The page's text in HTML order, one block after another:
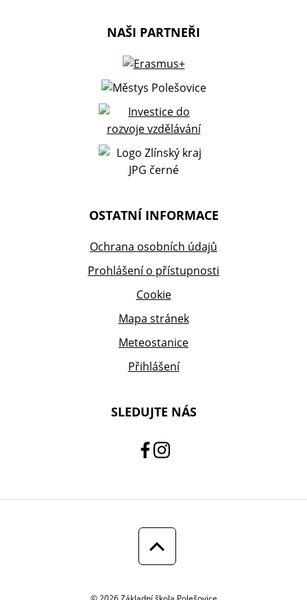
NAŠI PARTNEŘI
OSTATNÍ INFORMACE
Ochrana osobních údajů
Prohlášení o přístupnosti
Cookie
Mapa stránek
Meteostanice
Přihlášení
SLEDUJTE NÁS